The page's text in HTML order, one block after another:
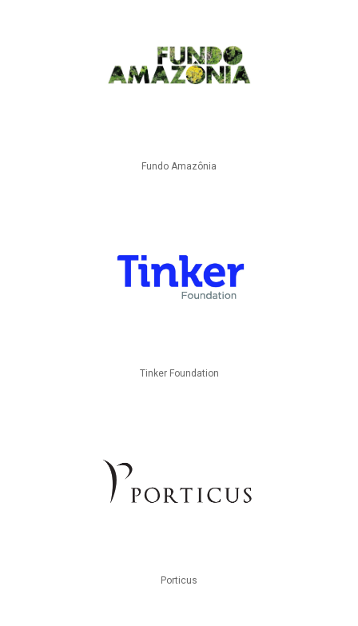
Fundo Amazônia
Tinker Foundation
Porticus